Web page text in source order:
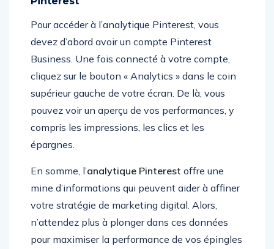
Pour accéder à l’analytique Pinterest, vous
devez d’abord avoir un compte Pinterest
Business. Une fois connecté à votre compte,
cliquez sur le bouton « Analytics » dans le coin
supérieur gauche de votre écran. De là, vous
pouvez voir un aperçu de vos performances, y
compris les impressions, les clics et les
épargnes.
En somme, l’analytique Pinterest offre une
mine d’informations qui peuvent aider à affiner
votre stratégie de marketing digital. Alors,
n’attendez plus à plonger dans ces données
pour maximiser la performance de vos épingles